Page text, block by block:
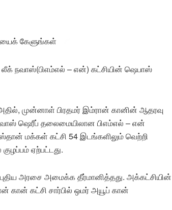
கேளுங்கள்
நவாஸ்(பிஎம்எல் – என்) கட்சியின் ஷெபாஸ்
முன்னாள் பிரதமர் இம்ரான் கானின் ஆதரவு
ஷெரீப் தலைமையிலான பிஎம்எல் – என்
மக்கள் கட்சி 54 இடங்களிலும் வெற்றி
ஏற்பட்டது.
அரசை அமைக்க தீர்மானித்தது. அக்கட்சியின்
கான் கட்சி சார்பில் ஒமர் அயூப் கான்